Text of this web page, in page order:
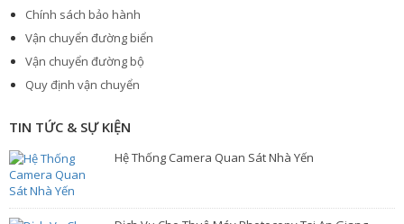
Chính sách bảo hành
Vận chuyển đường biển
Vận chuyển đường bộ
Quy định vận chuyển
TIN TỨC & SỰ KIỆN
Hệ Thống Camera Quan Sát Nhà Yến